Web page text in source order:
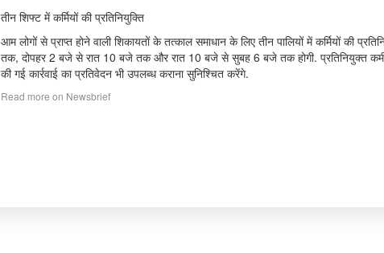
तीन शिफ्ट में कर्मियों की प्रतिनियुक्ति
आम लोगों से प्राप्त होने वाली शिकायतों के तत्काल समाधान के लिए तीन पालियों में कर्मियों की
तक, दोपहर 2 बजे से रात 10 बजे तक और रात 10 बजे से सुबह 6 बजे तक होगी. प्रतिनियुक्त कर्मी
की गई कार्रवाई का प्रतिवेदन भी उपलब्ध कराना सुनिश्चित करेंगे.
Read more on Newsbrief